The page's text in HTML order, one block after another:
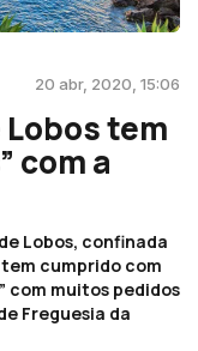
20 abr, 2020, 15:06
tem
com a
Lobos, confinada
cumprido com
com muitos pedidos
Freguesia da